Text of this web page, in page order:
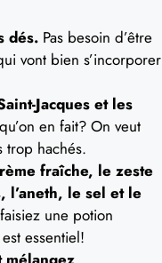
dés. Pas besoin d’être
vont bien s’incorporer
Jacques et les
en fait? On veut
trop hachés.
fraîche, le zeste
le sel et le
une potion
essentiel!